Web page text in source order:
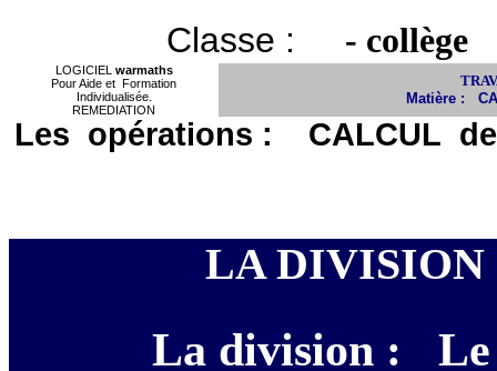
Classe : - collège
LOGICIEL warmaths
Pour Aide et Formation
Individualisée.
REMEDIATION
Matière :
Les opérations : CALCUL
LA DIVISION
La division :